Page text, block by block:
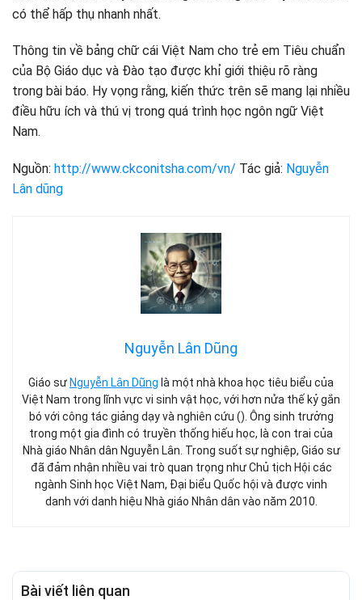
có thể hấp thụ nhanh nhất.
Thông tin về bảng chữ cái Việt Nam cho trẻ em Tiêu chuẩn
của Bộ Giáo dục và Đào tạo được khỉ giới thiệu rõ ràng
trong bài báo. Hy vọng rằng, kiến ​​thức trên sẽ mang lại nhiều
điều hữu ích và thú vị trong quá trình học ngôn ngữ Việt
Nam.
Nguồn: http://www.ckconitsha.com/vn/ Tác giả: Nguyễn
Lân dũng
Nguyễn Lân Dũng
Giáo sư Nguyễn Lân Dũng là một nhà khoa học tiêu biểu của
Việt Nam trong lĩnh vực vi sinh vật học, với hơn nửa thế kỷ gắn
bó với công tác giảng dạy và nghiên cứu (). Ông sinh trưởng
trong một gia đình có truyền thống hiếu học, là con trai của
Nhà giáo Nhân dân Nguyễn Lân. Trong suốt sự nghiệp, Giáo sư
đã đảm nhận nhiều vai trò quan trọng như Chủ tịch Hội các
ngành Sinh học Việt Nam, Đại biểu Quốc hội và được vinh
danh với danh hiệu Nhà giáo Nhân dân vào năm 2010.
Bài viết liên quan